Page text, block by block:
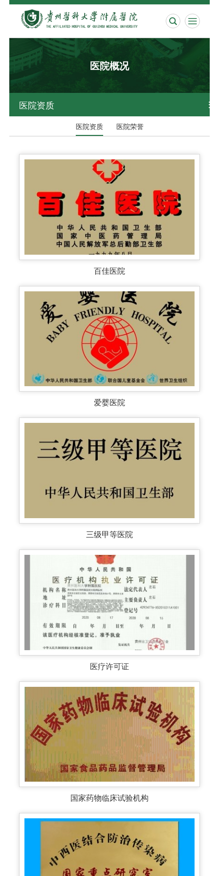
 
医院概况
医院资质 
医院资质 医院荣誉
百佳医院
爱婴医院
三级甲等医院
医疗许可证
国家药物临床试验机构